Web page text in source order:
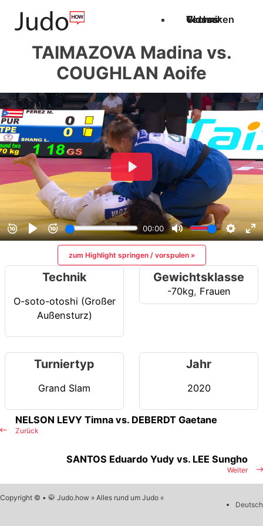
Techniken
Videos
Glossar
TAIMAZOVA Madina vs.
COUGHLAN Aoife
zum Highlight springen / vorspulen »
Technik
O-soto-otoshi (Großer
Außensturz)
Gewichtsklasse
-70kg, Frauen
Turniertyp
Grand Slam
Jahr
2020
Zurück
NELSON LEVY Timna vs. DEBERDT Gaetane
Weiter
SANTOS Eduardo Yudy vs. LEE Sungho
Copyright © • 🥋 Judo.how » Alles rund um Judo «
Deutsch